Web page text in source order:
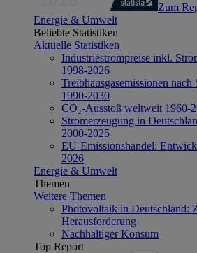
Zum
Energie & Umwelt
Beliebte Statistiken
Aktuelle Statistiken
Industriestrompreise inkl.
1998-2026
Treibhausgasemissionen
1990-2030
CO₂-Ausstoß weltweit 1960-
Stromerzeugung in
2000-2025
EU-Emissionshandel:
2026
Energie & Umwelt
Themen
Weitere Themen
Photovoltaik in Deutschland:
Herausforderung
Nachhaltiger Konsum
Top Report